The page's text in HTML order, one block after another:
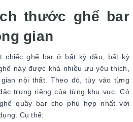
thước ghế bar
gian
chiếc ghế bar ở bất kỳ đâu, bất kỳ
này được khá nhiều ưu yêu thích,
nội thất. Theo đó, tùy vào từng
trưng riêng của từng khu vực. Có
quầy bar cho phù hợp nhất với
Cụ thể: